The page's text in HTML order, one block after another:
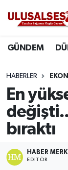
GÜNDEM
HABERLER
En
bıraktı
HABER
EDITÖR
DÜNYA
SİYASET
EKONOMİ
SAĞLIK
Trafik
Süper Lig
Tüm
Haber